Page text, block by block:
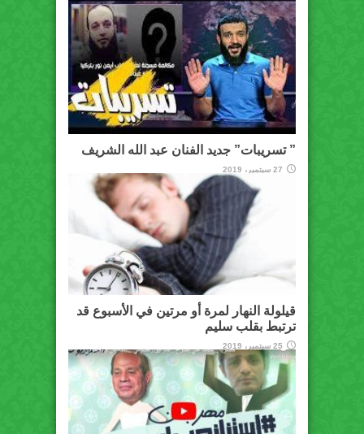
” تسريبات” جديد الفنان عبد الله الشريف
27 سبتمبر، 2019
قيلولة النهار لمرة أو مرتين في الأسبوع قد
ترتبط بقلب سليم
25 سبتمبر، 2019